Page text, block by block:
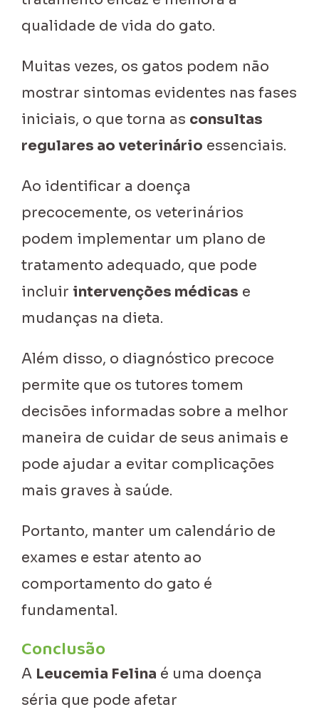
qualidade de vida do gato.
Muitas vezes, os gatos podem não
mostrar sintomas evidentes nas fases
iniciais, o que torna as consultas
regulares ao veterinário essenciais.
Ao identificar a doença
precocemente, os veterinários
podem implementar um plano de
tratamento adequado, que pode
incluir intervenções médicas e
mudanças na dieta.
Além disso, o diagnóstico precoce
permite que os tutores tomem
decisões informadas sobre a melhor
maneira de cuidar de seus animais e
pode ajudar a evitar complicações
mais graves à saúde.
Portanto, manter um calendário de
exames e estar atento ao
comportamento do gato é
fundamental.
Conclusão
A Leucemia Felina é uma doença
séria que pode afetar